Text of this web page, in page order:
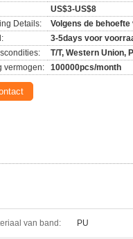
US$3-US$8
Details:
Volgens de
3-5days voor
T/T, Western Union,
vermogen:
100000pcs/month
van band: PU